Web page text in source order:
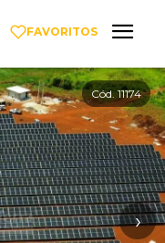
FAVORITOS
Cód. 11174
›